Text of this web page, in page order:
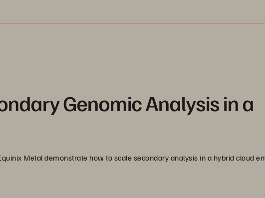
Genomic Analysis in a
Metal demonstrate how to scale secondary analysis in a hybrid cloud